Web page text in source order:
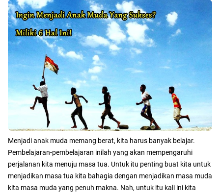
Menjadi anak muda memang berat, kita harus banyak belajar.
Pembelajaran-pembelajaran inilah yang akan mempengaruhi
perjalanan kita menuju masa tua. Untuk itu penting buat kita untuk
menjadikan masa tua kita bahagia dengan menjadikan masa muda
kita masa muda yang penuh makna. Nah, untuk itu kali ini kita